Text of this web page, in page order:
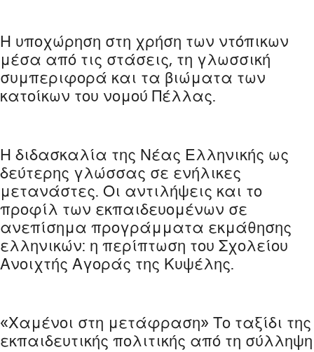
Η υποχώρηση στη χρήση των ντόπικων
μέσα από τις στάσεις, τη γλωσσική
συμπεριφορά και τα βιώματα των
κατοίκων του νομού Πέλλας.
Η διδασκαλία της Νέας Ελληνικής ως
δεύτερης γλώσσας σε ενήλικες
μετανάστες. Οι αντιλήψεις και το
προφίλ των εκπαιδευομένων σε
ανεπίσημα προγράμματα εκμάθησης
ελληνικών: η περίπτωση του Σχολείου
Ανοιχτής Αγοράς της Κυψέλης.
«Χαμένοι στη μετάφραση» Το ταξίδι της
εκπαιδευτικής πολιτικής από τη σύλληψη